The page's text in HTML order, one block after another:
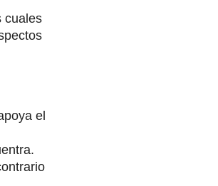
cuales
el